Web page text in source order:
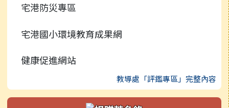
宅港防災專區
宅港國小環境教育成果網
健康促進網站
教導處「評鑑專區」完整內容